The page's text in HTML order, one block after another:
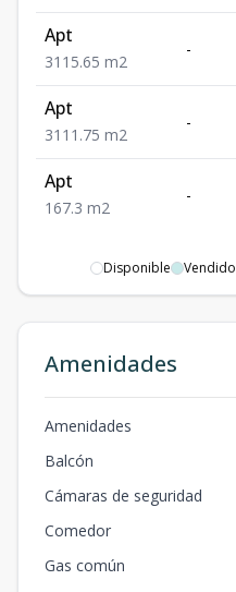
Apt
3115.65 m2
-
Apt
3111.75 m2
-
Apt
1 67.3 m2
-
Disponible Vendido
Amenidades
Amenidades
Balcón
Cámaras de seguridad
Comedor
Gas común